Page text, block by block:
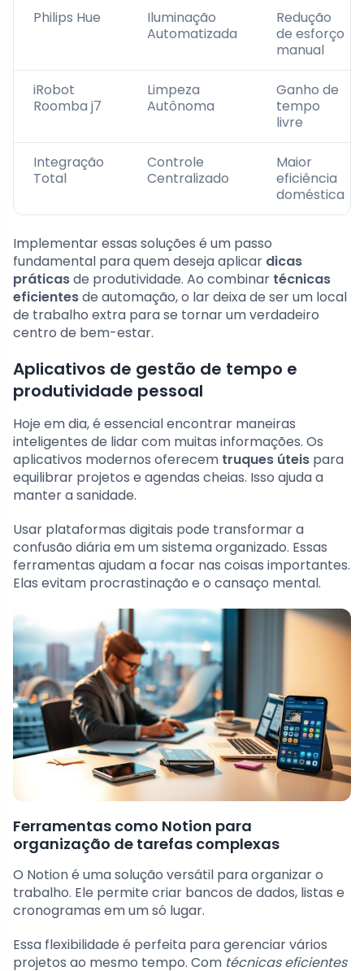
Philips Hue
Iluminação
Automatizada
Redução
de esforço
manual
iRobot
Roomba j7
Limpeza
Autônoma
Ganho de
tempo
livre
Integração
Total
Controle
Centralizado
Maior
eficiência
doméstica
Implementar essas soluções é um passo
fundamental para quem deseja aplicar dicas
práticasde produtividade. Ao combinar técnicas
eficientesde automação, o lar deixa de ser um local
de trabalho extra para se tornar um verdadeiro
centro de bem-estar.
Aplicativos de gestão de tempo e
produtividade pessoal
Hoje em dia, é essencial encontrar maneiras
inteligentes de lidar com muitas informações. Os
aplicativos modernos oferecem truques úteis para
equilibrar projetos e agendas cheias. Isso ajuda a
manter a sanidade.
Usar plataformas digitais pode transformar a
confusão diária em um sistema organizado. Essas
ferramentas ajudam a focar nas coisas importantes.
Elas evitam procrastinação e o cansaço mental.
Ferramentas como Notion para
organização de tarefas complexas
O Notion é uma solução versátil para organizar o
trabalho. Ele permite criar bancos de dados, listas e
cronogramas em um só lugar.
Essa flexibilidade é perfeita para gerenciar vários
projetos ao mesmo tempo. Com técnicas eficientes